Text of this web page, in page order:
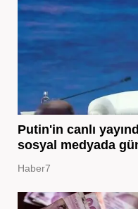
Putin'in canlı
sosyal medyada
Haber7